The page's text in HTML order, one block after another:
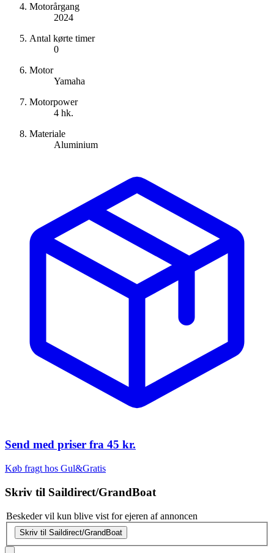
Motorårgang
2024
Antal kørte timer
0
Motor
Yamaha
Motorpower
4 hk.
Materiale
Aluminium
Send med priser fra 45 kr.
Køb fragt hos Gul&Gratis
Skriv til Saildirect/GrandBoat
Beskeder vil kun blive vist for ejeren af annoncen
Skriv til Saildirect/GrandBoat